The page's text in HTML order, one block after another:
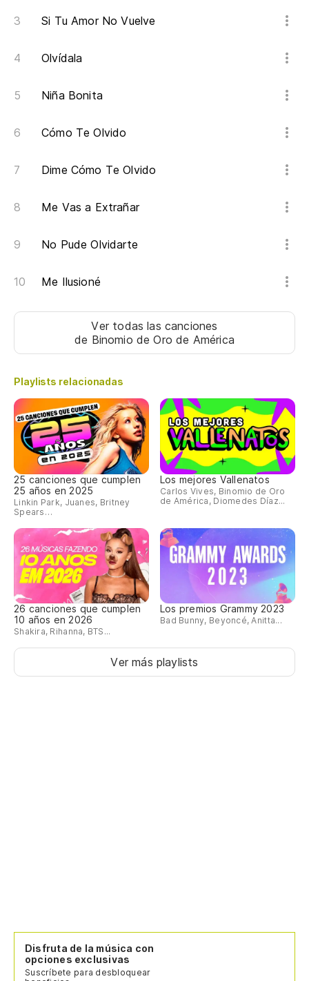
Si Tu Amor No Vuelve
Olvídala
Niña Bonita
Cómo Te Olvido
Dime Cómo Te Olvido
Me Vas a Extrañar
No Pude Olvidarte
Me Ilusioné
Ver todas las canciones
de Binomio de Oro de América
Playlists relacionadas
25 canciones que cumplen
25 años en 2025
Linkin Park, Juanes, Britney
Spears…
Los mejores Vallenatos
Carlos Vives, Binomio de Oro
de América, Diomedes Díaz...
26 canciones que cumplen
10 años en 2026
Shakira, Rihanna, BTS...
Los premios Grammy 2023
Bad Bunny, Beyoncé, Anitta...
Ver más playlists
Disfruta de la música con
opciones exclusivas
Suscríbete para desbloquear